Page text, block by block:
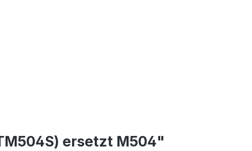
ersetzt M504"